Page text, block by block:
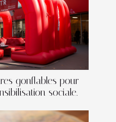
gonflables pour
sociale.